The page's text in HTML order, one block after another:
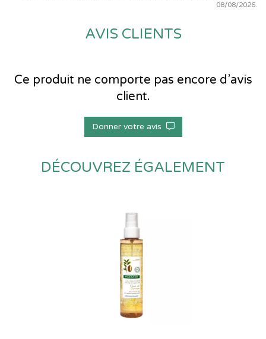
08/08/2026.
AVIS CLIENTS
Ce produit ne comporte pas encore d’avis
client.
Donner votre avis
DÉCOUVREZ ÉGALEMENT